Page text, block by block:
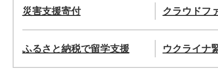
災害支援寄付 クラウドフ
ふるさと納税で留学支援 ウクライナ